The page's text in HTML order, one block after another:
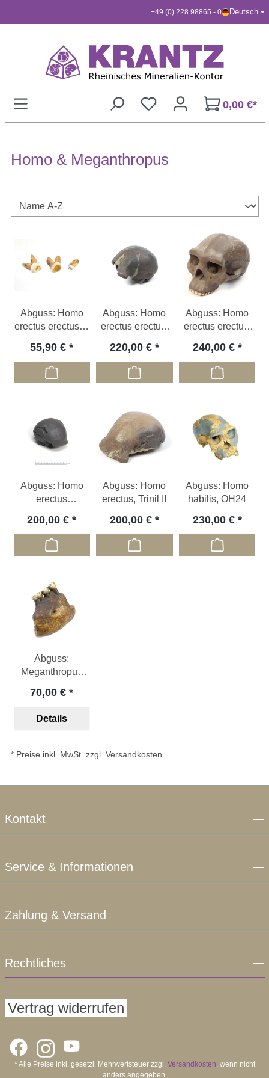
+49 (0) 228 98865 - 0 Deutsch
0,00 €*
Homo & Meganthropus
Abguss: Homo
erectus erectus, 3
55,90 €
Abguss: Homo
erectus erectus,
220,00 €
Abguss: Homo
erectus erectus,
ktion
240,00 €
Abguss: Homo
erectus
200,00 €
Abguss: Homo
erectus, Trinil II
200,00 €
Abguss: Homo
habilis, OH24
230,00 €
Abguss:
Meganthropus
70,00 €
Details
* Preise inkl. MwSt. zzgl. Versandkosten
Kontakt
Service & Informationen
Zahlung & Versand
Rechtliches
Vertrag widerrufen
* Alle Preise inkl. gesetzl. Mehrwertsteuer zzgl. Versandkosten, wenn nicht
anders angegeben.